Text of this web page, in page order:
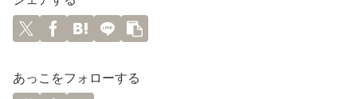
あっこをフォローする